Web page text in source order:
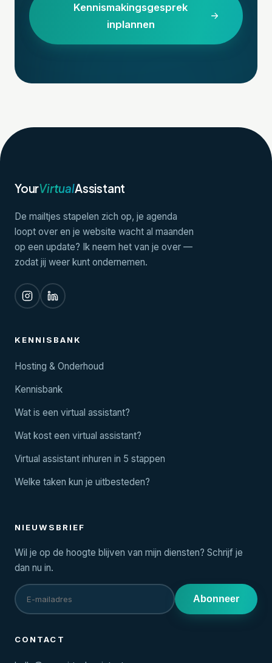
Kennismakingsgesprek
inplannen
YourVirtualAssistant
De mailtjes stapelen zich op, je agenda
loopt over en je website wacht al maanden
op een update? Ik neem het van je over —
zodat jij weer kunt ondernemen.
KENNISBANK
Hosting & Onderhoud
Kennisbank
Wat is een virtual assistant?
Wat kost een virtual assistant?
Virtual assistant inhuren in 5 stappen
Welke taken kun je uitbesteden?
NIEUWSBRIEF
Wil je op de hoogte blijven van mijn diensten? Schrijf je
dan nu in.
Abonneer
CONTACT